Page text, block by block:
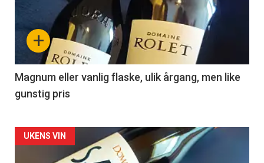
nå
3
+
Magnum eller vanlig flaske, ulik årgang, men like
gunstig pris
Forsiden
UKENS VIN